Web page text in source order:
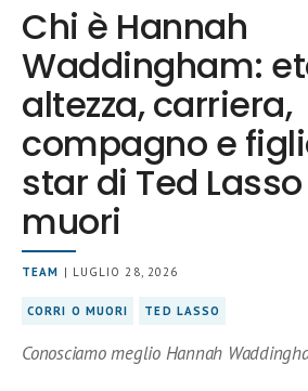
Chi è Hannah
Waddingham:
altezza, carriera,
compagno e
star di Ted
muori
TEAM | LUGLIO 28, 2026
CORRI O MUORI TED LASSO
Conosciamo meglio Hannah